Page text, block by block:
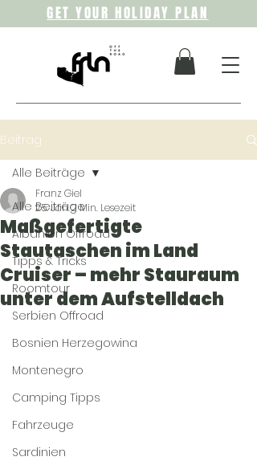
GET YOUR HOLIDAY PLAN
Beitrag
Alle Beiträge
Albanien Offroad
Tipps & Tricks
Roomtour
Serbien Offroad
Bosnien Herzegowina
Montenegro
Camping Tipps
Fahrzeuge
Sardinien
Alle Beiträge
Maßgefertigte
Stautaschen im Land
Cruiser – mehr Stauraum
unter dem Aufstelldach
Franz Giel
25. Jan.2 Min. Lesezeit